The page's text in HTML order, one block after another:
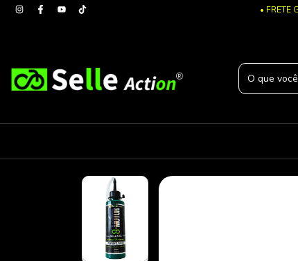
• FRETE